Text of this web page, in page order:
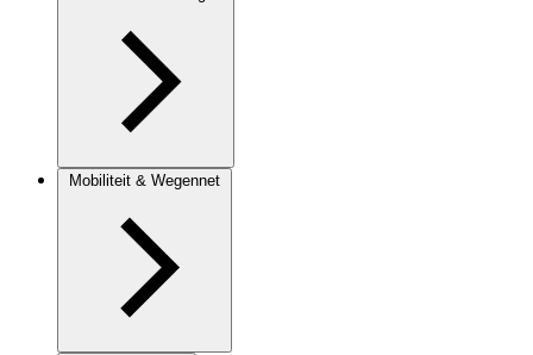
Mobiliteit & Wegennet